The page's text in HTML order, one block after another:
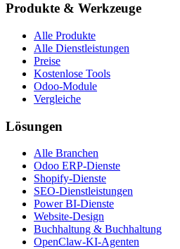
Produkte & Werkzeuge
Alle Produkte
Alle Dienstleistungen
Preise
Kostenlose Tools
Odoo-Module
Vergleiche
Lösungen
Alle Branchen
Odoo ERP-Dienste
Shopify-Dienste
SEO-Dienstleistungen
Power BI-Dienste
Website-Design
Buchhaltung & Buchhaltung
OpenClaw-KI-Agenten